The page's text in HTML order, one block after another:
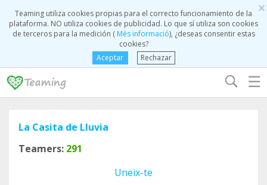
×
Teaming utiliza cookies propias para el correcto funcionamiento de la
plataforma. NO utiliza cookies de publicidad. Lo que sí utiliza son cookies
de terceros para la medición (Més informació), ¿deseas consentir estas
cookies?
Aceptar
Rechazar
☰
La Casita de Lluvia
Teamers: 291
Uneix-te